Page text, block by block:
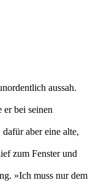
aussah.
bei seinen
aber eine alte,
zum Fenster und
»Ich muss nur dem